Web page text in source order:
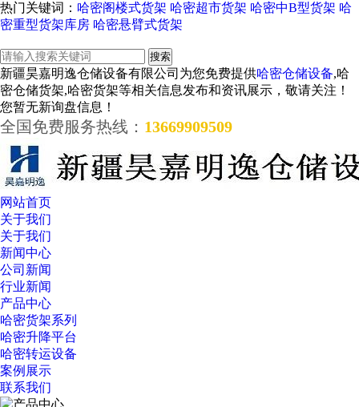
热门关键词： 哈密阁楼式货架 哈密超市货架 哈密中B型货架 哈
密重型货架库房 哈密悬臂式货架
新疆昊嘉明逸仓储设备有限公司为您免费提供哈密仓储设备,哈
密仓储货架,哈密货架等相关信息发布和资讯展示，敬请关注！
您暂无新询盘信息！
全国免费服务热线： 13669909509
网站首页
关于我们
关于我们
新闻中心
公司新闻
行业新闻
产品中心
哈密货架系列
哈密升降平台
哈密转运设备
案例展示
联系我们